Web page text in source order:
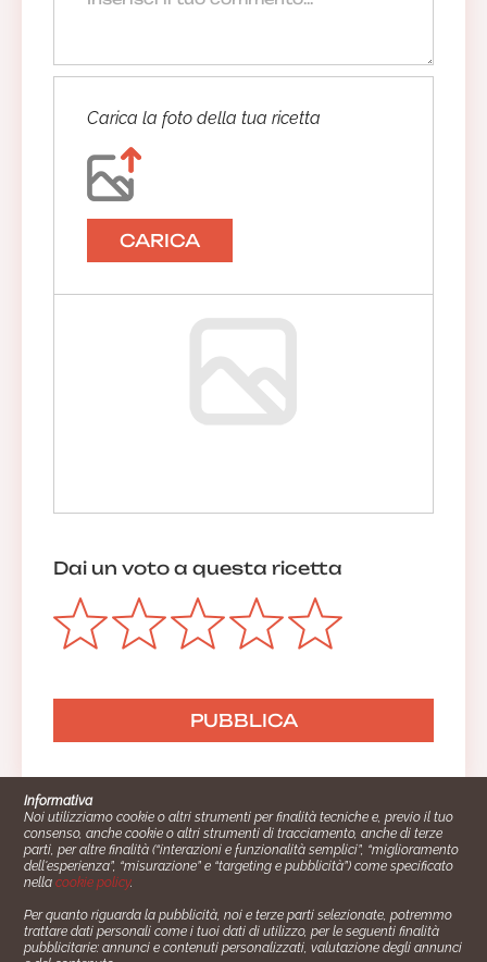
Carica la foto della tua ricetta
CARICA
Dai un voto a questa ricetta
Cucinare.it è un marchio commerciale di Impiego24.it s.r.l.
Informativa
Noi utilizziamo cookie o altri strumenti per finalità tecniche e, previo il tuo
consenso, anche cookie o altri strumenti di tracciamento, anche di terze
parti, per altre finalità (“interazioni e funzionalità semplici”, “miglioramento
dell'esperienza”, “misurazione” e “targeting e pubblicità”) come specificato
nellacookie policy.
Per quanto riguarda la pubblicità, noi e terze parti selezionate, potremmo
trattare dati personali come i tuoi dati di utilizzo, per le seguenti finalità
pubblicitarie: annunci e contenuti personalizzati, valutazione degli annunci